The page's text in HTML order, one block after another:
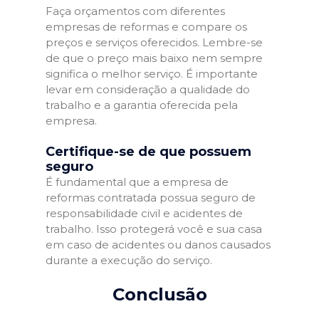
Faça orçamentos com diferentes
empresas de reformas e compare os
preços e serviços oferecidos. Lembre-se
de que o preço mais baixo nem sempre
significa o melhor serviço. É importante
levar em consideração a qualidade do
trabalho e a garantia oferecida pela
empresa.
Certifique-se de que possuem
seguro
É fundamental que a empresa de
reformas contratada possua seguro de
responsabilidade civil e acidentes de
trabalho. Isso protegerá você e sua casa
em caso de acidentes ou danos causados
durante a execução do serviço.
Conclusão